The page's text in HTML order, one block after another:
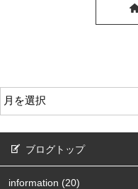
ブログトップ
information (20)